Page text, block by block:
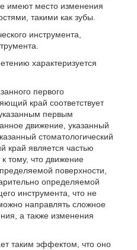
имеют место изменения
такими как зубы.
инструмента,
характеризуется
первого
край соответствует
первым
движение, указанный
стоматологический
край является частью
тому, что движение
поверхности,
определяемой
инструмента, что не
направлять сложное
а также изменения
таким эффектом, что оно